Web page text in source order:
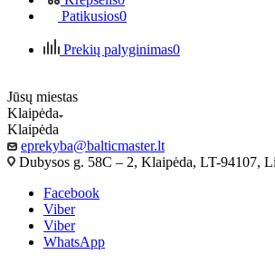
Patikusios0
Prekių palyginimas0
Jūsų miestas
Klaipėda
Klaipėda
eprekyba@balticmaster.lt
Dubysos g. 58C – 2, Klaipėda, LT-94107,
Facebook
Viber
Viber
WhatsApp